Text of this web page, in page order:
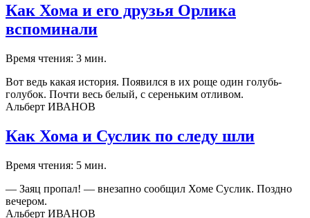
Как Хома и его друзья Орлика
вспоминали
Время чтения: 3 мин.
Вот ведь какая история. Появился в их роще один голубь-
голубок. Почти весь белый, с сереньким отливом.
Альберт ИВАНОВ
Как Хома и Суслик по следу шли
Время чтения: 5 мин.
— Заяц пропал! — внезапно сообщил Хоме Суслик. Поздно
вечером.
Альберт ИВАНОВ